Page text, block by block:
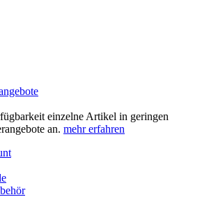
einzelne Artikel in geringen
an. mehr erfahren